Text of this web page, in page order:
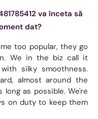
va înceta să
dat?
too popular, they go
We in the biz call it
silky smoothness.
almost around the
as possible. We're
on duty to keep them